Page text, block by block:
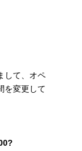
して、オペ
を変更して